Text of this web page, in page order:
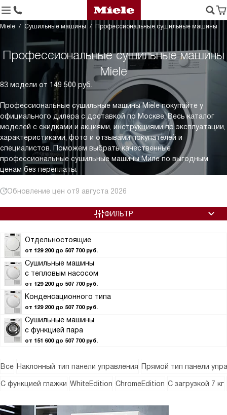
Miele Сушильные машины Профессиональные сушильные машины
Профессиональные сушильные машины
Miele
83 модели от 149 500 руб.
Профессиональные сушильные машины Miele покупайте у
официального дилера с доставкой по Москве. Весь каталог
моделей с скидками и акциями, инструкциями по эксплуатации,
характеристиками, фото и отзывами покупателей и
специалистов. Поможем выбрать качественные
профессиональные сушильные машины Миле по выгодным
ценам без переплаты.
Обновление цен от9 августа 2026
Отдельностоящие
от 129 200 до 507 700 руб.
Сушильные машины
с тепловым насосом
от 129 200 до 507 700 руб.
Конденсационного типа
от 129 200 до 507 700 руб.
Сушильные машины
с функцией пара
от 151 600 до 507 700 руб.
ФИЛЬТР
Все Наклонный тип панели управления Прямой тип панели
С функцией глажки WhiteEdition ChromeEdition С загрузкой 7 кг